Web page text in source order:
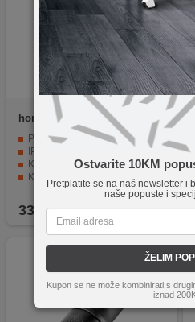
Ostvarite 10KM
Pretplatite se na naš newsletter i
naše popuste i
ŽELIM
Kupon se ne može kombinirati s
iznad
home PL 20
Prijenosna lampa za radionice
IP54 zaštita od prašine i vode
Koristi 1 x E27 žarulju (max. 60W)
Kukica za vješanje, kabel duljine 5 metara
Napajanje od 230V / 50Hz.
33,90KM